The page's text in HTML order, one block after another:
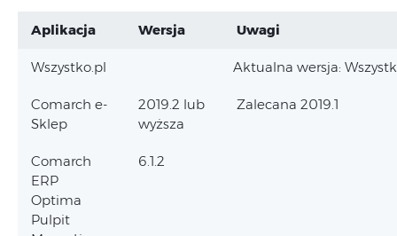
Aplikacja Wersja Uwagi
Wszystko.pl Aktualna wersja:
Comarch e-
Sklep
2019.2 lub
wyższa
Zalecana 2019.1
Comarch
ERP
Optima
Pulpit
6.1.2